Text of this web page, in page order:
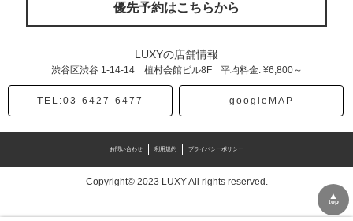
優先予約はこちらから
LUXYの店舗情報
渋谷区渋谷 1-14-14 植村会館ビル8F 平均料金: ¥6,800～
TEL:03-6427-6477 googleMAP
お問い合わせ 利用規約 プライバシーポリシー
Copyright© 2023 LUXY All rights reserved.
▲
top